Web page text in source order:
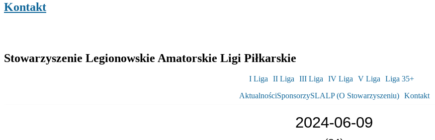
Kontakt
Stowarzyszenie Legionowskie Amatorskie Ligi Piłkarskie
I Liga II Liga III Liga IV Liga V Liga
Liga 35+
AktualnościSponsorzySLALP (O Stowarzyszeniu) Kontakt
2024-06-09